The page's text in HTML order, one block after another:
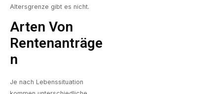
Altersgrenze gibt es nicht.
Arten Von
Rentenanträge
N
Je nach Lebenssituation